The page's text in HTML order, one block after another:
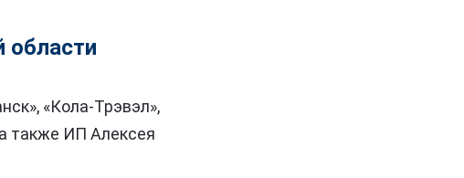
области
«Кола-Трэвэл»,
также ИП Алексея